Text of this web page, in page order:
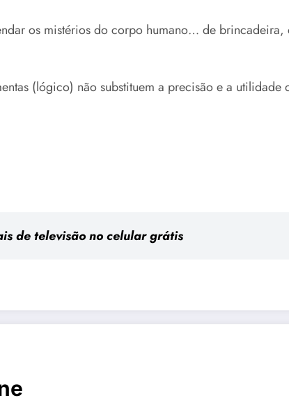
os mistérios do corpo humano… de
(lógico) não substituem a precisão e a utilidade
de televisão no celular grátis